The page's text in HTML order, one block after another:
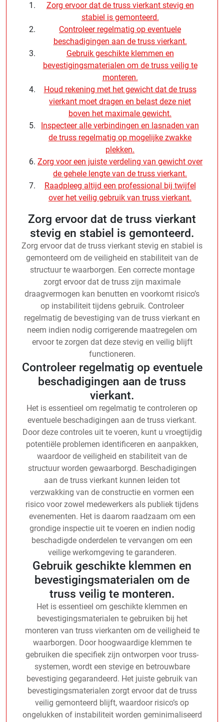
Zorg ervoor dat de truss vierkant stevig en
stabiel is gemonteerd.
Controleer regelmatig op eventuele
beschadigingen aan de truss vierkant.
Gebruik geschikte klemmen en
bevestigingsmaterialen om de truss veilig te
monteren.
Houd rekening met het gewicht dat de truss
vierkant moet dragen en belast deze niet
boven het maximale gewicht.
Inspecteer alle verbindingen en lasnaden van
de truss regelmatig op mogelijke zwakke
plekken.
Zorg voor een juiste verdeling van gewicht over
de gehele lengte van de truss vierkant.
Raadpleeg altijd een professional bij twijfel
over het veilig gebruik van truss vierkant.
Zorg ervoor dat de truss vierkant
stevig en stabiel is gemonteerd.
Zorg ervoor dat de truss vierkant stevig en stabiel is
gemonteerd om de veiligheid en stabiliteit van de
structuur te waarborgen. Een correcte montage
zorgt ervoor dat de truss zijn maximale
draagvermogen kan benutten en voorkomt risico’s
op instabiliteit tijdens gebruik. Controleer
regelmatig de bevestiging van de truss vierkant en
neem indien nodig corrigerende maatregelen om
ervoor te zorgen dat deze stevig en veilig blijft
functioneren.
Controleer regelmatig op eventuele
beschadigingen aan de truss
vierkant.
Het is essentieel om regelmatig te controleren op
eventuele beschadigingen aan de truss vierkant.
Door deze controles uit te voeren, kunt u vroegtijdig
potentiële problemen identificeren en aanpakken,
waardoor de veiligheid en stabiliteit van de
structuur worden gewaarborgd. Beschadigingen
aan de truss vierkant kunnen leiden tot
verzwakking van de constructie en vormen een
risico voor zowel medewerkers als publiek tijdens
evenementen. Het is daarom raadzaam om een
grondige inspectie uit te voeren en indien nodig
beschadigde onderdelen te vervangen om een
veilige werkomgeving te garanderen.
Gebruik geschikte klemmen en
bevestigingsmaterialen om de
truss veilig te monteren.
Het is essentieel om geschikte klemmen en
bevestigingsmaterialen te gebruiken bij het
monteren van truss vierkanten om de veiligheid te
waarborgen. Door hoogwaardige klemmen te
gebruiken die specifiek zijn ontworpen voor truss-
systemen, wordt een stevige en betrouwbare
bevestiging gegarandeerd. Het juiste gebruik van
bevestigingsmaterialen zorgt ervoor dat de truss
veilig gemonteerd blijft, waardoor risico’s op
ongelukken of instabiliteit worden geminimaliseerd